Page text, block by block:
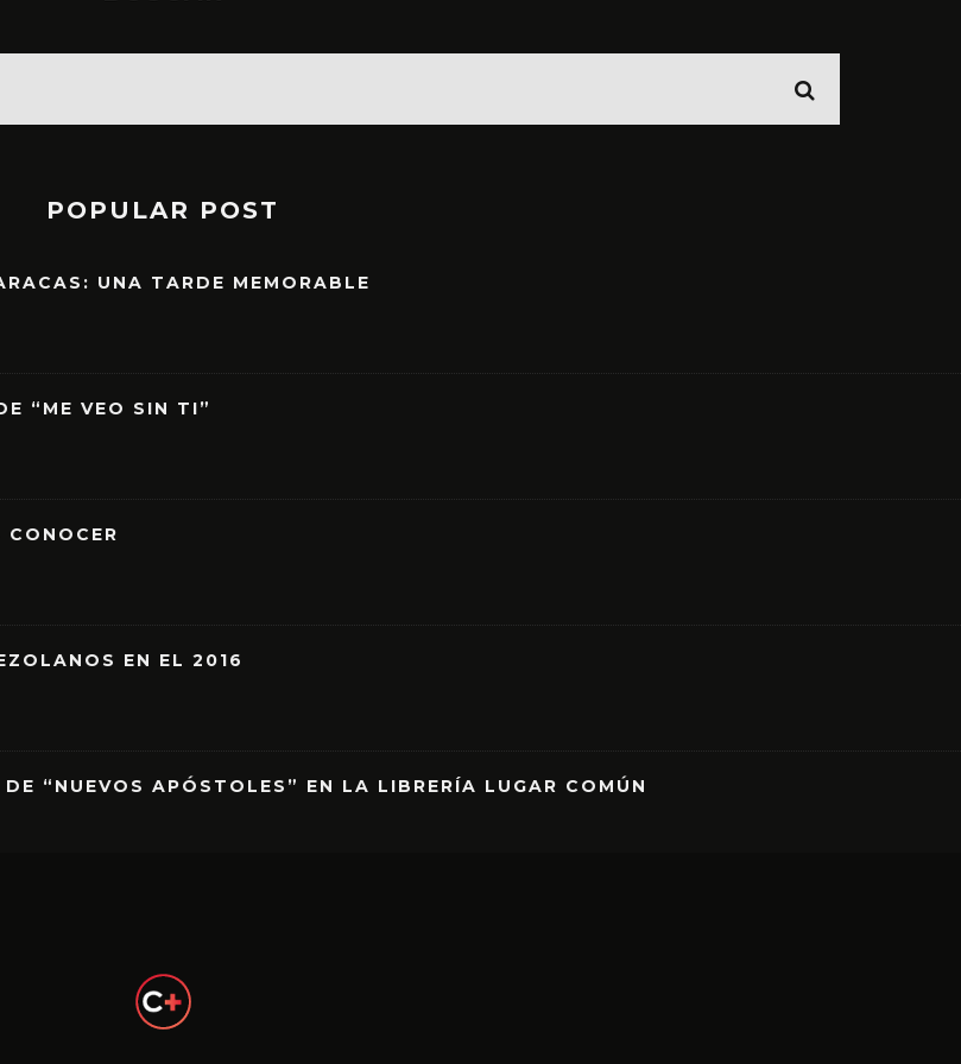
POPULAR POST
UNA TARDE MEMORABLE
“ME VEO SIN TI”
EN EL 2016
“NUEVOS APÓSTOLES” EN LA LIBRERÍA LUGAR COMÚN